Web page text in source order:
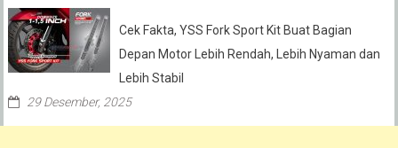
Cek Fakta, YSS Fork Sport Kit Buat Bagian
Depan Motor Lebih Rendah, Lebih Nyaman dan
Lebih Stabil
29 Desember, 2025